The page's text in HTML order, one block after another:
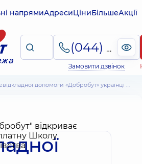
напрямиАдресиЦіниБільшеАкції
(044) 495-2-888
Замовити дзвінок
допомоги «Добробут» українці довіряють найбільше*